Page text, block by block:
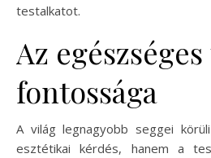
testalkatot.
Az
fontossága
A világ legnagyobb seggei
esztétikai kérdés, hanem a